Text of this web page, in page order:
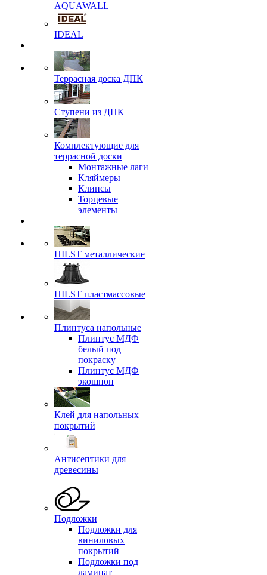
AQUAWALL
IDEAL
Террасная доска ДПК
Ступени из ДПК
Комплектующие для
террасной доски
Монтажные лаги
Кляймеры
Клипсы
Торцевые
элементы
HILST металлические
HILST пластмассовые
Плинтуса напольные
Плинтус МДФ
белый под
покраску
Плинтус МДФ
экошпон
Клей для напольных
покрытий
Антисептики для
древесины
Подложки
Подложки для
виниловых
покрытий
Подложки под
ламинат